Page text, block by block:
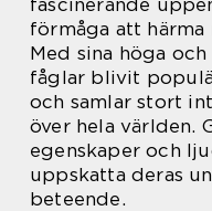
förmåga att härma
Med sina höga
fåglar blivit
och samlar stort
över hela världen.
egenskaper och
uppskatta deras
beteende.